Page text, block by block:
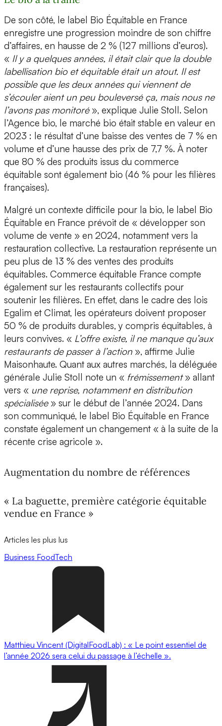
De son côté, le label Bio Équitable en France
enregistre une progression moindre de son chiffre
d’affaires, en hausse de 2 % (127 millions d’euros).
« Il y a quelques années, il était clair que la double
labellisation bio et équitable était un atout. Il est
possible que les deux années qui viennent de
s’écouler aient un peu bouleversé ça, mais nous ne
l’avons pas monitoré», explique Julie Stoll. Selon
l’Agence bio, le marché bio était stable en valeur en
2023 : le résultat d’une baisse des ventes de 7 % en
volume et d’une hausse des prix de 7,7 %. À noter
que 80 % des produits issus du commerce
équitable sont également bio (46 % pour les filières
françaises).
Malgré un contexte difficile pour la bio, le label Bio
Équitable en France prévoit de « développer son
volume de vente » en 2024, notamment vers la
restauration collective. La restauration représente un
peu plus de 13 % des ventes des produits
équitables. Commerce équitable France compte
également sur les restaurants collectifs pour
soutenir les filières. En effet, dans le cadre des lois
Egalim et Climat, les opérateurs doivent proposer
50 % de produits durables, y compris équitables, à
leurs convives. « L’offre existe, il ne manque qu’aux
restaurants de passer à l’action », affirme Julie
Maisonhaute. Quant aux autres marchés, la déléguée
générale Julie Stoll note un « frémissement» allant
vers « une reprise, notamment en distribution
spécialisée» sur le début de l’année 2024. Dans
son communiqué, le label Bio Équitable en France
constate également un changement « à la suite de la
récente crise agricole ».
Augmentation du nombre de références
« La baguette, première catégorie équitable
vendue en France »
Articles les plus lus
Business FoodTech
Matthieu Vincent (DigitalFoodLab) : « Le point essentiel de
l’année 2026 sera celui du passage à l’échelle ».